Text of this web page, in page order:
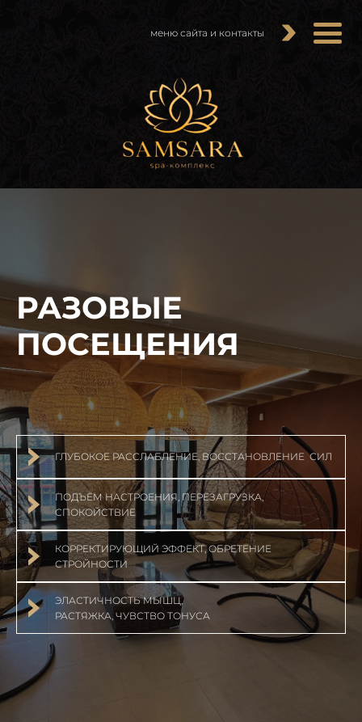
меню сайта и контакты
РАЗОВЫЕ
ПОСЕЩЕНИЯ
ГЛУБОКОЕ РАССЛАБЛЕНИЕ, ВОССТАНОВЛЕНИЕ СИЛ
ПОДЪЁМ НАСТРОЕНИЯ, ПЕРЕЗАГРУЗКА,
СПОКОЙСТВИЕ
КОРРЕКТИРУЮЩИЙ ЭФФЕКТ, ОБРЕТЕНИЕ
СТРОЙНОСТИ
ЭЛАСТИЧНОСТЬ МЫШЦ,
РАСТЯЖКА, ЧУВСТВО ТОНУСА